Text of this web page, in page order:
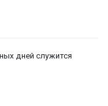
дней служится